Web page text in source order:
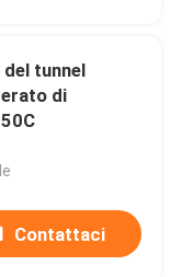
tunnel
di
Contattaci